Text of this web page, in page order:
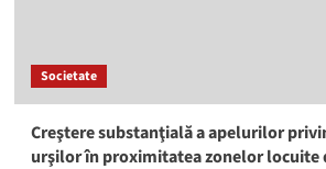
Societate
Creştere substanţială a apelurilor
urşilor în proximitatea zonelor locuite